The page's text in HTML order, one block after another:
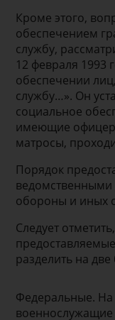
Кроме этого,
обеспечением
службу,
12 февраля 1993
обеспечении
службу…». Он
социальное
имеющие
матросы,
Порядок
ведомственными
обороны и иных
Следует
разделить на
Федеральные. На
военнослужащие